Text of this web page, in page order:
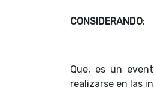
CONSIDERANDO:
Que, es un
realizarse en las